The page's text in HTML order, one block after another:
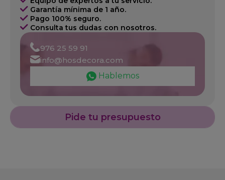
Garantía mínima de 1 año.
Pago 100% seguro.
Consulta tus dudas con nosotros.
976 25 59 91
info@hosdecora.com
Hablemos
Pide tu presupuesto